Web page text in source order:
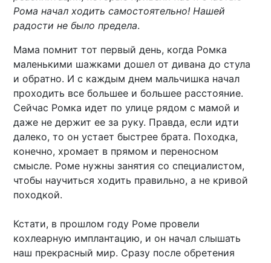
Рома начал ходить самостоятельно! Нашей
радости не было предела.
Мама помнит тот первый день, когда Ромка
маленькими шажками дошел от дивана до стула
и обратно. И с каждым днем мальчишка начал
проходить все большее и большее расстояние.
Сейчас Ромка идет по улице рядом с мамой и
даже не держит ее за руку. Правда, если идти
далеко, то он устает быстрее брата. Походка,
конечно, хромает в прямом и переносном
смысле. Роме нужны занятия со специалистом,
чтобы научиться ходить правильно, а не кривой
походкой.
Кстати, в прошлом году Роме провели
кохлеарную имплантацию, и он начал слышать
наш прекрасный мир. Сразу после обретения